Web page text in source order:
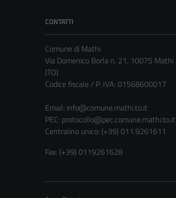
CONTATTI
Comune di Mathi
Via Domenico Borla n. 21, 10075 Mathi
(TO)
Codice fiscale / P. IVA: 01568600017
Email: info@comune.mathi.to.it
PEC: protocollo@pec.comune.mathi.to.it
Centralino unico: (+39) 011.9261611
Fax: (+39) 0119261628